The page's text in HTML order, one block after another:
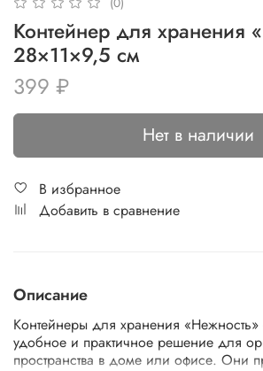
Контейнер для хранения
28×11×9,5 см
399 ₽
Нет в наличии
В избранное
Добавить в сравнение
Описание
Контейнеры для хранения «Нежность»
удобное и практичное решение для
пространства в доме или офисе. Они